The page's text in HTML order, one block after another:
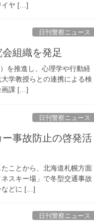
イヤ […]
日刊警察ニュース
会組織を発足
を推進し、心理学や行動経
学教授らとの連携による検
画課 […]
日刊警察ニュース
ことから、北海道札幌方面
スキー場」で冬型交通事故
などに […]
日刊警察ニュース